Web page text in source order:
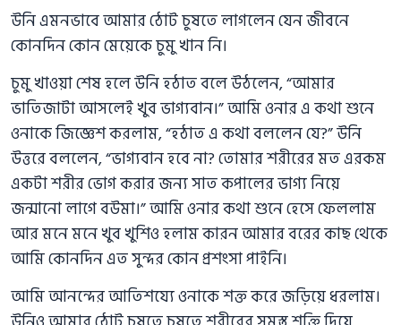
উনি এমনভাবে আমার ঠোট চুষতে লাগলেন যেন জীবনে
কোনদিন কোন মেয়েকে চুমু খান নি।
চুমু খাওয়া শেষ হলে উনি হঠাত বলে উঠলেন, “আমার
ভাতিজাটা আসলেই খুব ভাগ্যবান।” আমি ওনার এ কথা শুনে
ওনাকে জিজ্ঞেশ করলাম, “হঠাত এ কথা বললেন যে?” উনি
উত্তরে বললেন, “ভাগ্যবান হবে না? তোমার শরীরের মত এরকম
একটা শরীর ভোগ করার জন্য সাত কপালের ভাগ্য নিয়ে
জন্মানো লাগে বউমা।” আমি ওনার কথা শুনে হেসে ফেললাম
আর মনে মনে খুব খুশিও হলাম কারন আমার বরের কাছ থেকে
আমি কোনদিন এত সুন্দর কোন প্রশংসা পাইনি।
আমি আনন্দের আতিশয্যে ওনাকে শক্ত করে জড়িয়ে ধরলাম।